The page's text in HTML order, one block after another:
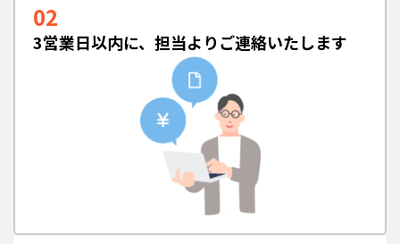
Palo Alto Networks とは
02
3営業日以内に、担当よりご連絡いたします